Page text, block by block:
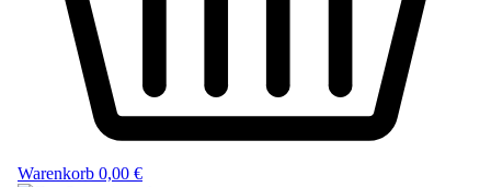
Warenkorb 0,00 €